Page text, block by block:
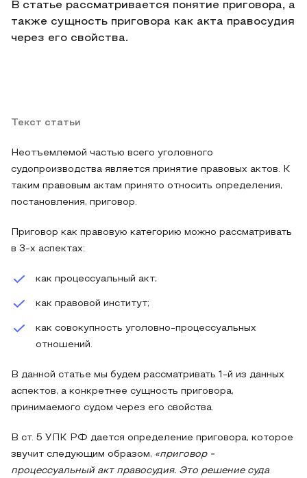
В статье рассматривается понятие приговора, а
также сущность приговора как акта правосудия
через его свойства.
Текст статьи
Неотъемлемой частью всего уголовного
судопроизводства является принятие правовых актов. К
таким правовым актам принято относить определения,
постановления, приговор.
Приговор как правовую категорию можно рассматривать
в 3-х аспектах:
как процессуальный акт;
как правовой институт;
как совокупность уголовно-процессуальных
отношений.
В данной статье мы будем рассматривать 1-й из данных
аспектов, а конкретнее сущность приговора,
принимаемого судом через его свойства.
В ст. 5 УПК РФ дается определение приговора, которое
звучит следующим образом, «приговор -
процессуальный акт правосудия. Это решение суда